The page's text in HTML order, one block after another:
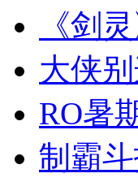
《剑
大侠
RO暑
制霸